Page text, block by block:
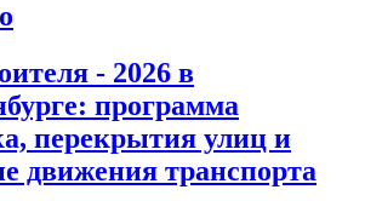
- 2026 в
программа
перекрытия улиц и
движения транспорта